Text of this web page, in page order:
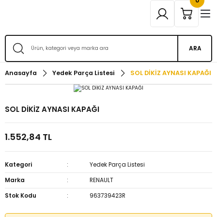
ARA
Anasayfa Yedek Parça Listesi SOL DİKİZ AYNASI KAPAĞI
SOL DİKİZ AYNASI KAPAĞI
1.552,84 TL
Kategori
Yedek Parça Listesi
Marka
RENAULT
Stok Kodu
963739423R